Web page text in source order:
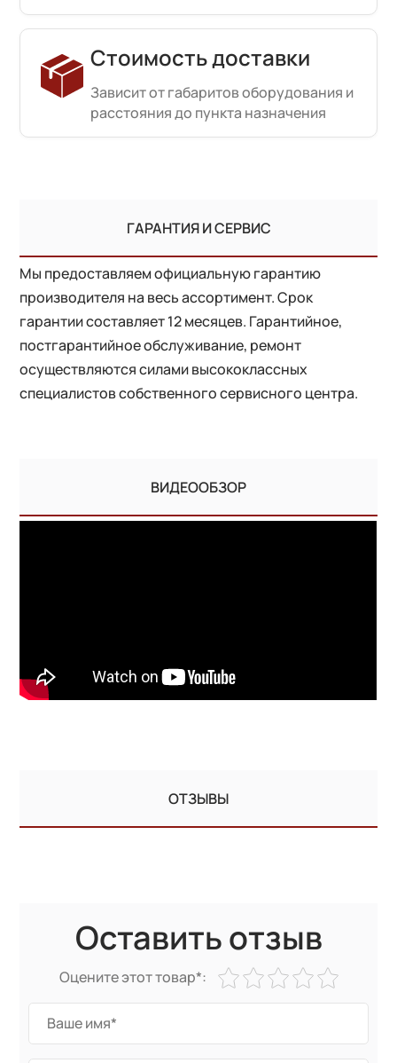
Стоимость доставки
Зависит от габаритов оборудования и
расстояния до пункта назначения
ГАРАНТИЯ И СЕРВИС
Мы предоставляем официальную гарантию
производителя на весь ассортимент. Срок
гарантии составляет 12 месяцев. Гарантийное,
постгарантийное обслуживание, ремонт
осуществляются силами высококлассных
специалистов собственного сервисного центра.
ВИДЕООБЗОР
ОТЗЫВЫ
Оставить отзыв
Оцените этот товар*: